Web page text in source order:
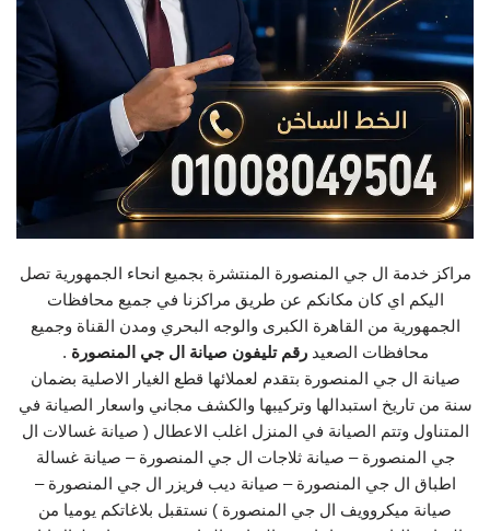
مراكز خدمة ال جي المنصورة المنتشرة بجميع انحاء الجمهورية تصل
اليكم اي كان مكانكم عن طريق مراكزنا في جميع محافظات
الجمهورية من القاهرة الكبرى والوجه البحري ومدن القناة وجميع
محافظات الصعيد رقم تليفون صيانة ال جي المنصورة .
صيانة ال جي المنصورة بتقدم لعملائها قطع الغيار الاصلية بضمان
سنة من تاريخ استبدالها وتركيبها والكشف مجاني واسعار الصيانة في
المتناول وتتم الصيانة في المنزل اغلب الاعطال ( صيانة غسالات ال
جي المنصورة – صيانة ثلاجات ال جي المنصورة – صيانة غسالة
اطباق ال جي المنصورة – صيانة ديب فريزر ال جي المنصورة –
صيانة ميكروويف ال جي المنصورة ) نستقبل بلاغاتكم يوميا من